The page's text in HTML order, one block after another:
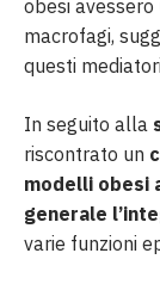
obesi
macrofagi,
questi
In seguito alla
riscontrato un
modelli obesi
generale
varie funzioni